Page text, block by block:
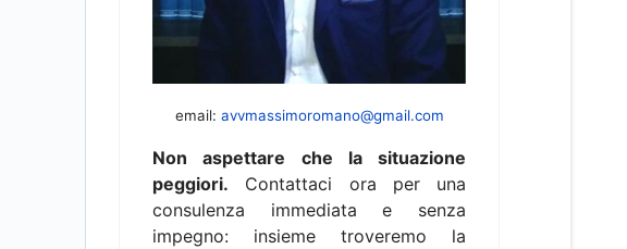
email: avvmassimoromano@gmail.com
Non aspettare che la situazione
peggiori. Contattaci ora per una
consulenza immediata e senza
impegno: insieme troveremo la